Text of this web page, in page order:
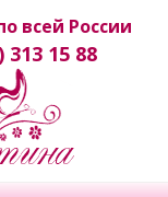
всей России
313 15 88